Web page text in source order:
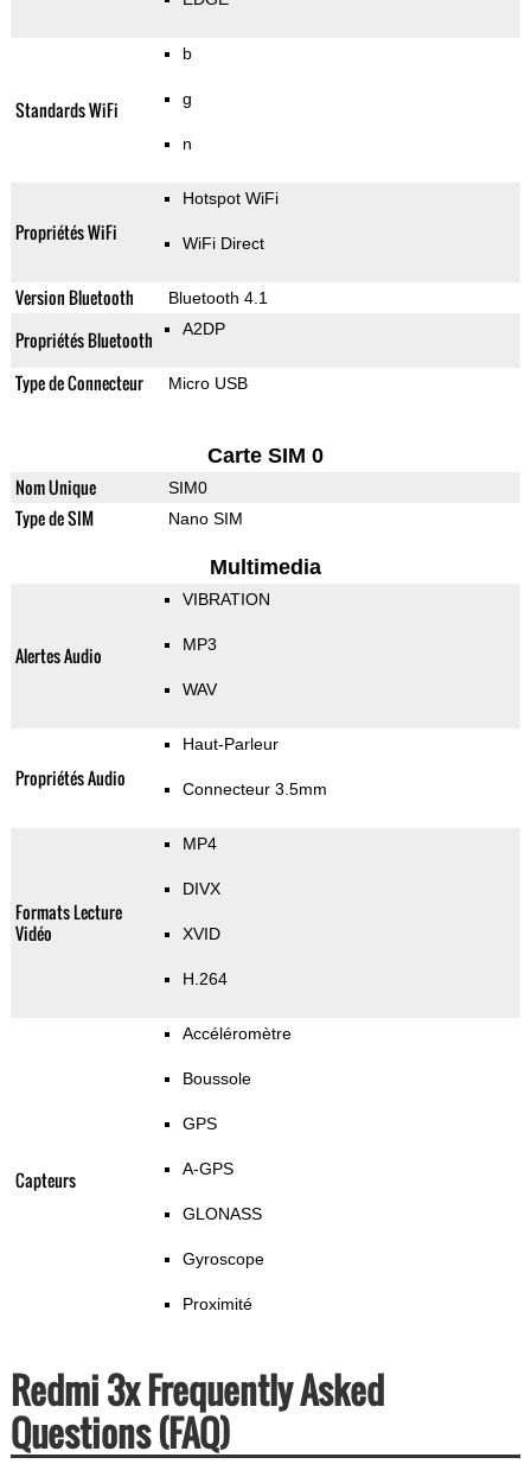
Standards WiFi
b
g
n
Propriétés WiFi
Hotspot WiFi
WiFi Direct
Version Bluetooth Bluetooth 4.1
Propriétés Bluetooth A2DP
Type de Connecteur Micro USB
Carte SIM 0
Nom Unique SIM0
Type de SIM Nano SIM
Multimedia
Alertes Audio
VIBRATION
MP3
WAV
Propriétés Audio
Haut-Parleur
Connecteur 3.5mm
Formats Lecture
Vidéo
MP4
DIVX
XVID
H.264
Capteurs
Accéléromètre
Boussole
GPS
A-GPS
GLONASS
Gyroscope
Proximité
Redmi 3x Frequently Asked
Questions (FAQ)